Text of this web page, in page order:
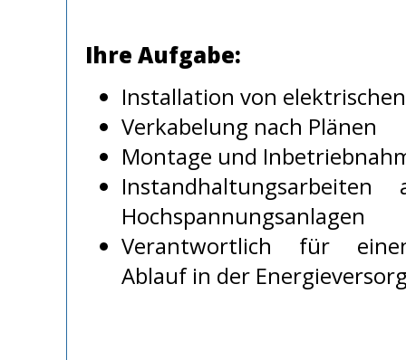
Ihre Aufgabe:
Installation von
Verkabelung nach Plänen
Montage und
Hochspannungsanlagen
Verantwortlich für
Ablauf in der